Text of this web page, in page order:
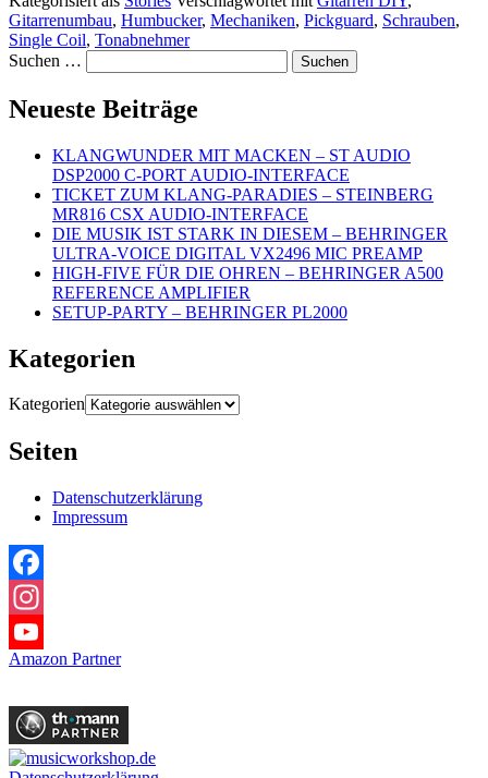
Gitarrenumbau, Humbucker, Mechaniken, Pickguard, Schrauben,
Single Coil, Tonabnehmer
Suchen …
Neueste Beiträge
KLANGWUNDER MIT MACKEN – ST AUDIO
DSP2000 C-PORT AUDIO-INTERFACE
TICKET ZUM KLANG-PARADIES – STEINBERG
MR816 CSX AUDIO-INTERFACE
DIE MUSIK IST STARK IN DIESEM – BEHRINGER
ULTRA-VOICE DIGITAL VX2496 MIC PREAMP
HIGH-FIVE FÜR DIE OHREN – BEHRINGER A500
REFERENCE AMPLIFIER
SETUP-PARTY – BEHRINGER PL2000
Kategorien
Kategorien
Seiten
Datenschutzerklärung
Impressum
Facebook
Instagram
YouTube
Amazon Partner